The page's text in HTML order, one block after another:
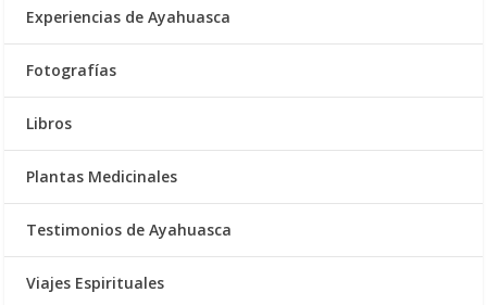
Experiencias de Ayahuasca
Fotografías
Libros
Plantas Medicinales
Testimonios de Ayahuasca
Viajes Espirituales